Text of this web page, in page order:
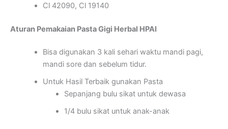
Cl 42090, Cl 19140
Aturan Pemakaian Pasta Gigi Herbal HPAI
Bisa digunakan 3 kali sehari waktu mandi pagi,
mandi sore dan sebelum tidur.
Untuk Hasil Terbaik gunakan Pasta
Sepanjang bulu sikat untuk dewasa
1/4 bulu sikat untuk anak-anak